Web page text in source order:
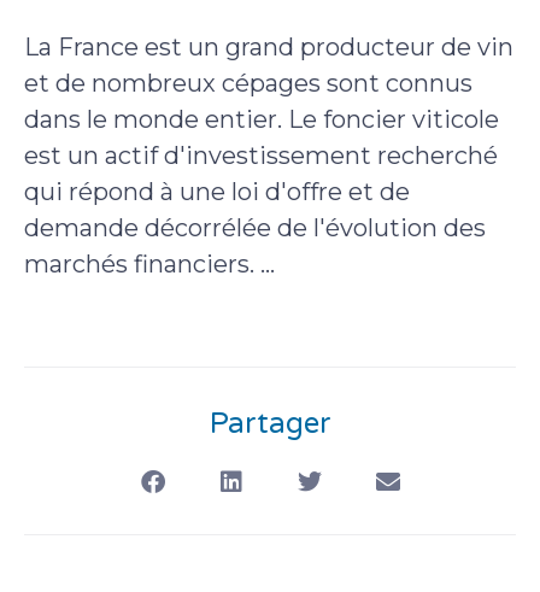
La France est un grand producteur de vin
et de nombreux cépages sont connus
dans le monde entier. Le foncier viticole
est un actif d'investissement recherché
qui répond à une loi d'offre et de
demande décorrélée de l'évolution des
marchés financiers. ...
Partager